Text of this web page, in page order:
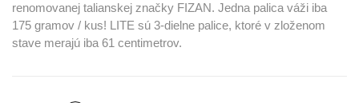
renomovanej talianskej značky FIZAN. Jedna palica váži iba
175 gramov / kus! LITE sú 3-dielne palice, ktoré v zloženom
stave merajú iba 61 centimetrov.